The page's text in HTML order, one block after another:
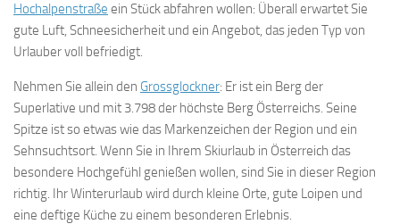
Hochalpenstraße ein Stück abfahren wollen: Überall erwartet Sie
gute Luft, Schneesicherheit und ein Angebot, das jeden Typ von
Urlauber voll befriedigt.
Nehmen Sie allein den Grossglockner: Er ist ein Berg der
Superlative und mit 3.798 der höchste Berg Österreichs. Seine
Spitze ist so etwas wie das Markenzeichen der Region und ein
Sehnsuchtsort. Wenn Sie in Ihrem Skiurlaub in Österreich das
besondere Hochgefühl genießen wollen, sind Sie in dieser Region
richtig. Ihr Winterurlaub wird durch kleine Orte, gute Loipen und
eine deftige Küche zu einem besonderen Erlebnis.